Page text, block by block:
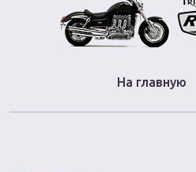
На главную